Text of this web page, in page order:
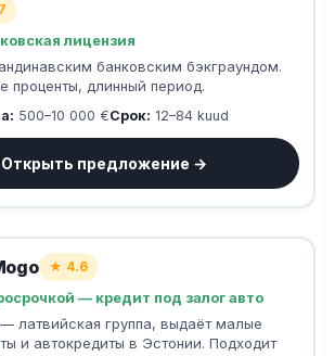
лицензия
банковским бэкграундом.
проценты, длинный период.
500–10 000 €Срок: 12–84 kuud
Открыть предложение →
★ 4.6
— кредит под залог авто
латвийская группа, выдаёт малые
и автокредиты в Эстонии. Подходит